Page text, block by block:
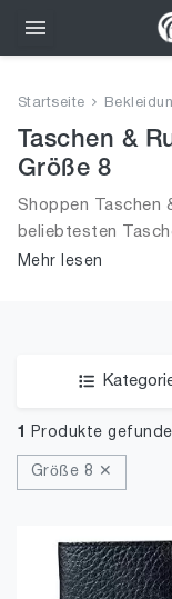
Bekleidung
Schuhe
Startseite
Taschen &
Größe 8
Shoppen Taschen
beliebtesten
Taschen &
Mehr lesen
1 Produkte
Größe 8 ✕